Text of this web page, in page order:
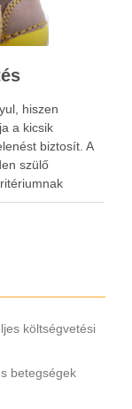
hiszen
a kicsik
biztosít. A
szülő
ami annak
költségvetési
betegségek